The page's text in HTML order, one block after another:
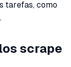
tarefas, como
scrape